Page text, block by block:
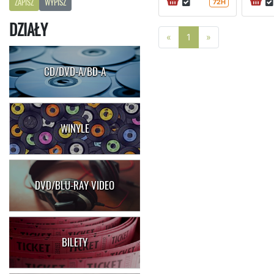
ZAPISZ WYPISZ
DZIAŁY
CD/DVD-A/BD-A
WINYLE
DVD/BLU-RAY VIDEO
BILETY
72H
« Poprzednia strona
1 »